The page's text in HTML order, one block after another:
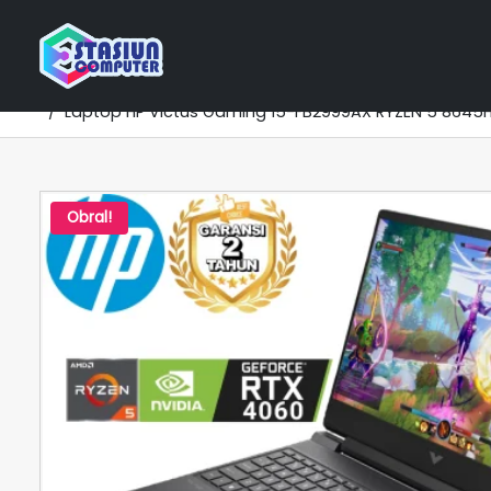
Home
Laptop HP Victus Gaming 15-FB2999AX RYZEN 5
Obral!